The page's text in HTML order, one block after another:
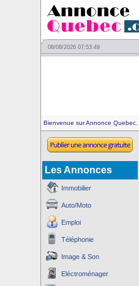
08/08/2026 07:53:49
Bienvenue sur Annonce Quebec.
Les Annonces
Immobilier
Auto/Moto
Emploi
Téléphonie
Image & Son
Eléctroménager